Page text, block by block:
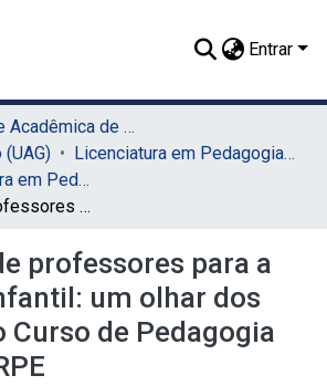
Entrar
04. Unidade Acadêmica de Garanhuns (UAG)
(UAG)
Licenciatura em Pedagogia (UAG)
TCC - Licenciatura em Pedagogia (UAG)
Formação de professores para a educação infantil: um olhar dos egressos do Curso de Pedagogia da UAG-UFRPE
professores para a
um olhar dos
Curso de Pedagogia